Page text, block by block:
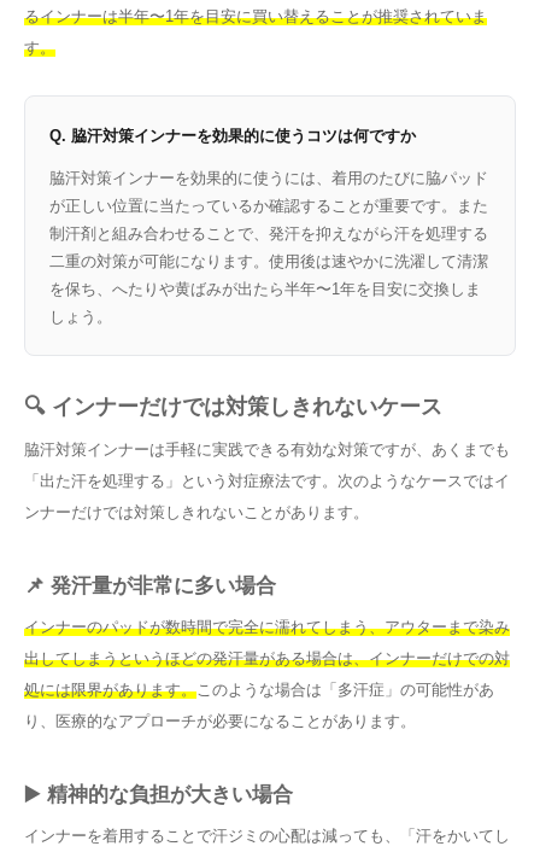
るインナーは半年〜1年を目安に買い替えることが推奨されていま
す。
Q. 脇汗対策インナーを効果的に使うコツは何ですか
脇汗対策インナーを効果的に使うには、着用のたびに脇パッド
が正しい位置に当たっているか確認することが重要です。また
制汗剤と組み合わせることで、発汗を抑えながら汗を処理する
二重の対策が可能になります。使用後は速やかに洗濯して清潔
を保ち、へたりや黄ばみが出たら半年〜1年を目安に交換しま
しょう。
🔍 インナーだけでは対策しきれないケース
脇汗対策インナーは手軽に実践できる有効な対策ですが、あくまでも
「出た汗を処理する」という対症療法です。次のようなケースではイ
ンナーだけでは対策しきれないことがあります。
📌 発汗量が非常に多い場合
インナーのパッドが数時間で完全に濡れてしまう、アウターまで染み
出してしまうというほどの発汗量がある場合は、インナーだけでの対
処には限界があります。このような場合は「多汗症」の可能性があ
り、医療的なアプローチが必要になることがあります。
▶️ 精神的な負担が大きい場合
インナーを着用することで汗ジミの心配は減っても、「汗をかいてし